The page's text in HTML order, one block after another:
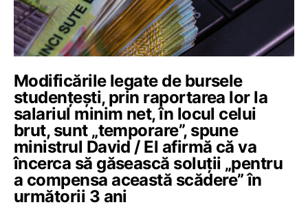
Modificările legate de bursele
studențești, prin raportarea lor la
salariul minim net, în locul celui
brut, sunt „temporare”, spune
ministrul David / El afirmă că va
încerca să găsească soluții „pentru
a compensa această scădere” în
următorii 3 ani